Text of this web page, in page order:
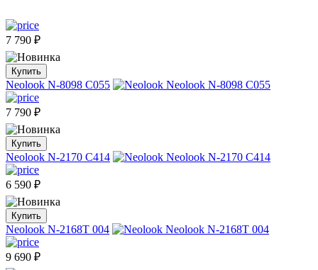
7 790 ₽
Купить
Neolook N-8098 C055
7 790 ₽
Купить
Neolook N-2170 С414
6 590 ₽
Купить
Neolook N-2168T 004
9 690 ₽